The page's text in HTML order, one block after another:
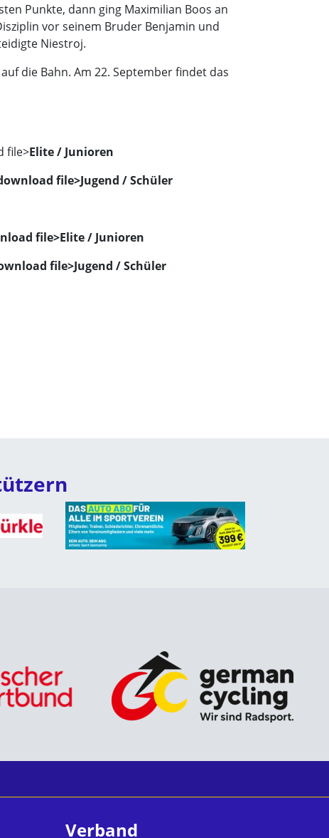
Punkte, dann ging Maximilian Boos an
vor seinem Bruder Benjamin und
Niestroj.
die Bahn. Am 22. September findet das
file>Elite / Junioren
file>Jugend / Schüler
file>Elite / Junioren
file>Jugend / Schüler
Verband